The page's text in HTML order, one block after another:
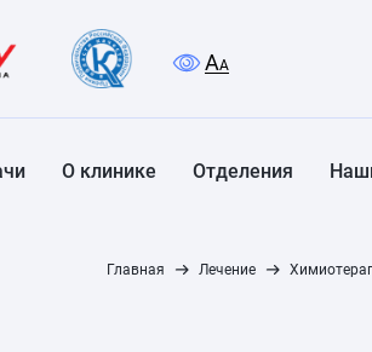
AA
О клинике Отделения
Главная Лечение